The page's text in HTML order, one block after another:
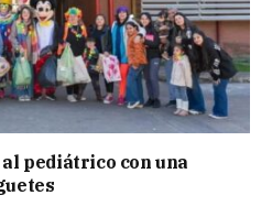
pediátrico con una